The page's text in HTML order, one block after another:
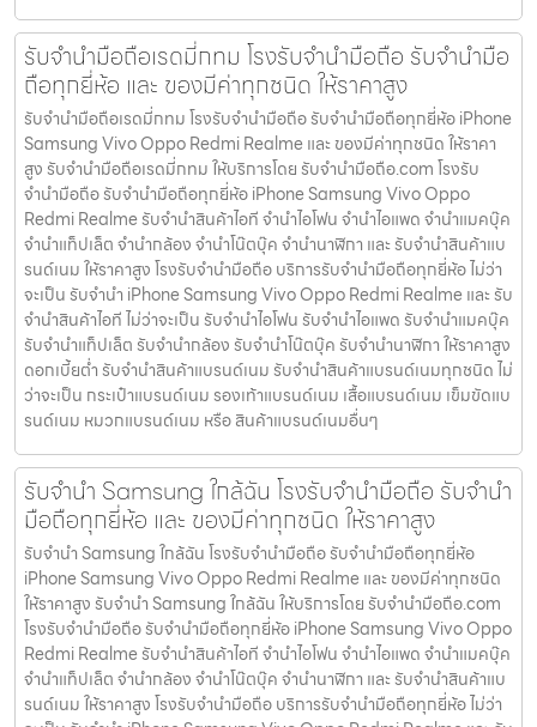
รับจำนำมือถือเรดมี่กทม โรงรับจำนำมือถือ รับจำนำมือ
ถือทุกยี่ห้อ และ ของมีค่าทุกชนิด ให้ราคาสูง
รับจำนำมือถือเรดมี่กทม โรงรับจำนำมือถือ รับจำนำมือถือทุกยี่ห้อ iPhone
Samsung Vivo Oppo Redmi Realme และ ของมีค่าทุกชนิด ให้ราคา
สูง รับจำนำมือถือเรดมี่กทม ให้บริการโดย รับจํานํามือถือ.com โรงรับ
จำนำมือถือ รับจำนำมือถือทุกยี่ห้อ iPhone Samsung Vivo Oppo
Redmi Realme รับจำนำสินค้าไอที จำนำไอโฟน จำนำไอแพด จำนำแมคบุ๊ค
จำนำแท็ปเล็ต จำนำกล้อง จำนำโน๊ตบุ๊ค จำนำนาฬิกา และ รับจำนำสินค้าแบ
รนด์เนม ให้ราคาสูง โรงรับจำนำมือถือ บริการรับจำนำมือถือทุกยี่ห้อ ไม่ว่า
จะเป็น รับจำนำ iPhone Samsung Vivo Oppo Redmi Realme และ รับ
จำนำสินค้าไอที ไม่ว่าจะเป็น รับจำนำไอโฟน รับจำนำไอแพด รับจำนำแมคบุ๊ค
รับจำนำแท็ปเล็ต รับจำนำกล้อง รับจำนำโน๊ตบุ๊ค รับจำนำนาฬิกา ให้ราคาสูง
ดอกเบี้ยต่ำ รับจำนำสินค้าแบรนด์เนม รับจำนำสินค้าแบรนด์เนมทุกชนิด ไม่
ว่าจะเป็น กระเป๋าแบรนด์เนม รองเท้าแบรนด์เนม เสื้อแบรนด์เนม เข็มขัดแบ
รนด์เนม หมวกแบรนด์เนม หรือ สินค้าแบรนด์เนมอื่นๆ
รับจำนำ Samsung ใกล้ฉัน โรงรับจำนำมือถือ รับจำนำ
มือถือทุกยี่ห้อ และ ของมีค่าทุกชนิด ให้ราคาสูง
รับจำนำ Samsung ใกล้ฉัน โรงรับจำนำมือถือ รับจำนำมือถือทุกยี่ห้อ
iPhone Samsung Vivo Oppo Redmi Realme และ ของมีค่าทุกชนิด
ให้ราคาสูง รับจำนำ Samsung ใกล้ฉัน ให้บริการโดย รับจํานํามือถือ.com
โรงรับจำนำมือถือ รับจำนำมือถือทุกยี่ห้อ iPhone Samsung Vivo Oppo
Redmi Realme รับจำนำสินค้าไอที จำนำไอโฟน จำนำไอแพด จำนำแมคบุ๊ค
จำนำแท็ปเล็ต จำนำกล้อง จำนำโน๊ตบุ๊ค จำนำนาฬิกา และ รับจำนำสินค้าแบ
รนด์เนม ให้ราคาสูง โรงรับจำนำมือถือ บริการรับจำนำมือถือทุกยี่ห้อ ไม่ว่า